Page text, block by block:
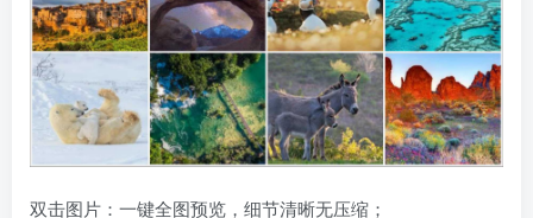
双击图片：一键全图预览，细节清晰无压缩；